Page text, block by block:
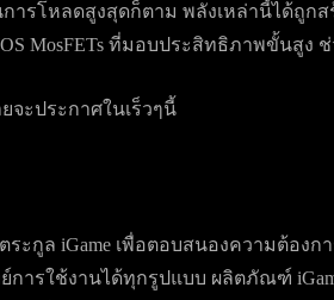
ารโหลดสูงสุดก็ตาม พลังเหล่านี้ได้ถูก
MosFETs ที่มอบประสิทธิภาพขั้นสูง
จะประกาศในเร็วๆนี้
ระกูล iGame เพื่อตอบสนองความต้อง
ารใช้งานได้ทุกรูปแบบ ผลิตภัณฑ์